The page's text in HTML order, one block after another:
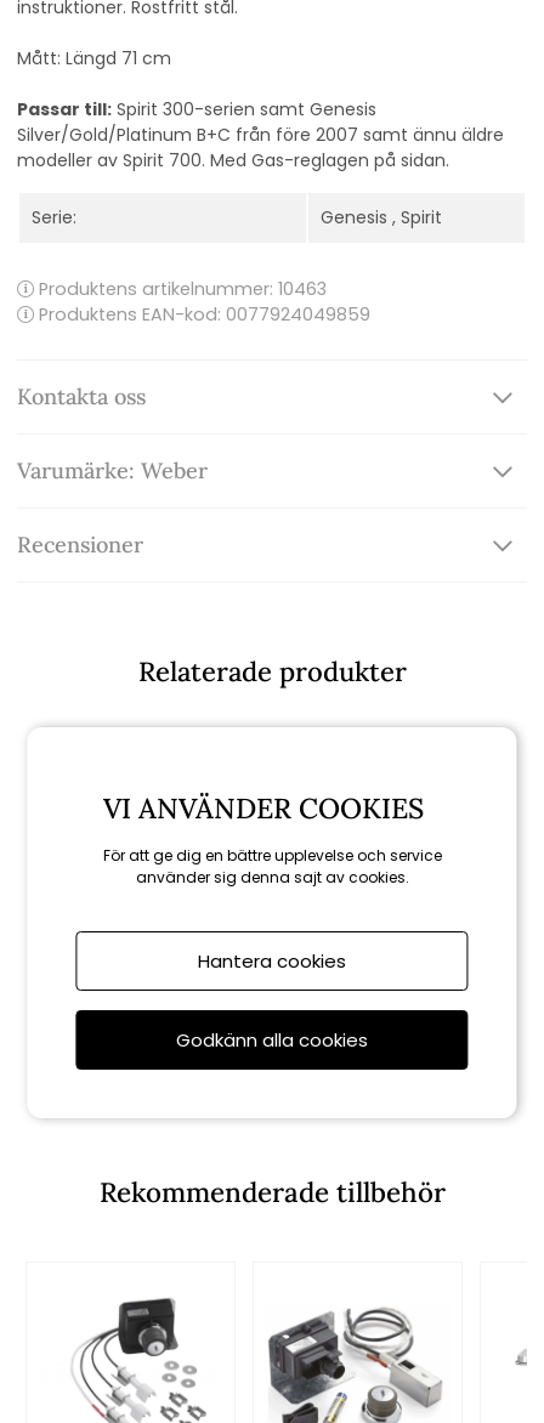
instruktioner. Rostfritt stål.
Mått: Längd 71 cm
Passar till: Spirit 300-serien samt Genesis
Silver/Gold/Platinum B+C från före 2007 samt ännu äldre
modeller av Spirit 700. Med Gas-reglagen på sidan.
Serie: Genesis , Spirit
Produktens artikelnummer: 10463
Produktens EAN-kod: 0077924049859
Kontakta oss
Varumärke: Weber
Recensioner
Relaterade produkter
Weber
Gallerrengöring
Rekommenderade tillbehör
VI ANVÄNDER COOKIES
För att ge dig en bättre upplevelse och service
använder sig denna sajt av cookies.
Hantera cookies
Godkänn alla cookies